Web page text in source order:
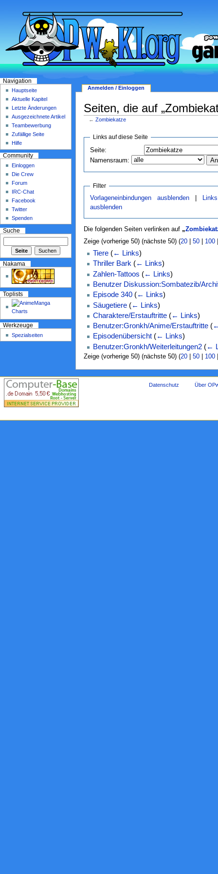
Seiten, die auf
←Zombiekatze
Links auf diese Seite
Seite:
Namensraum:
Filter
Vorlageneinbindungen ausblenden
ausblenden
Die folgenden Seiten verlinken auf „
Zeige (vorherige 50) (nächste 50) (20| 50| 100
Tiere (← Links)
Thriller Bark (← Links)
Zahlen-Tattoos (← Links)
Benutzer Diskussion:Sombatezib/
Episode 340 (← Links)
Säugetiere (← Links)
Charaktere/Erstauftritte (← Links)
Benutzer:Gronkh/Anime/Erstauftritte (
Episodenübersicht (← Links)
Benutzer:Gronkh/Weiterleitungen2 (←
Zeige (vorherige 50) (nächste 50) (20| 50| 100
Anmelden / Einloggen
Navigation
Hauptseite
Aktuelle Kapitel
Letzte Änderungen
Ausgezeichnete Artikel
Teambewerbung
Zufällige Seite
Hilfe
Community
Einloggen
Die Crew
Forum
IRC-Chat
Facebook
Twitter
Spenden
Suche
Nakama
Toplists
Werkzeuge
Spezialseiten
Datenschutz Über